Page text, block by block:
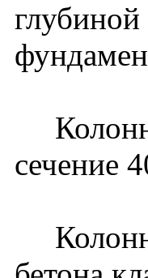
сечение